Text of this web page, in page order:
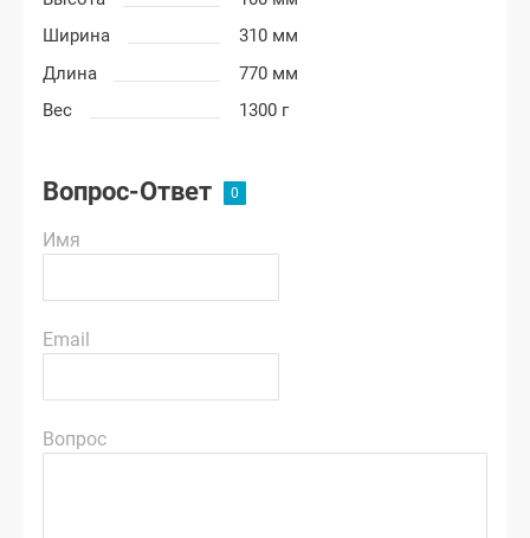
Ширина
310 мм
Длина
770 мм
Вес
1300 г
Вопрос-Ответ
Имя
Email
Вопрос